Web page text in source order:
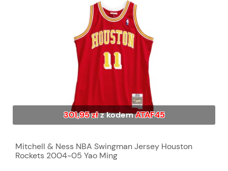
301,95 złz kodemATAF45
Mitchell & Ness NBA Swingman Jersey Houston
Rockets 2004-05 Yao Ming